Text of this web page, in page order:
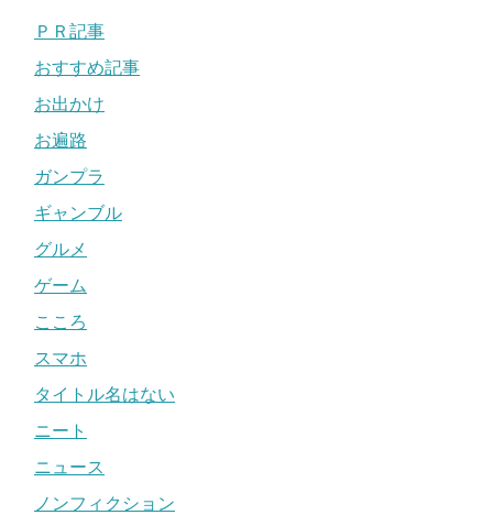
ＰＲ記事
おすすめ記事
お出かけ
お遍路
ガンプラ
ギャンブル
グルメ
ゲーム
こころ
スマホ
タイトル名はない
ニート
ニュース
ノンフィクション